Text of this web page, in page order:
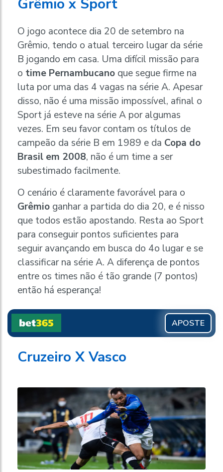
Grêmio x Sport
O jogo acontece dia 20 de setembro na
Grêmio, tendo o atual terceiro lugar da série
B jogando em casa. Uma difícil missão para
o time Pernambucano que segue firme na
luta por uma das 4 vagas na série A. Apesar
disso, não é uma missão impossível, afinal o
Sport já esteve na série A por algumas
vezes. Em seu favor contam os títulos de
campeão da série B em 1989 e da Copa do
Brasil em 2008, não é um time a ser
subestimado facilmente.
O cenário é claramente favorável para o
Grêmio ganhar a partida do dia 20, e é nisso
que todos estão apostando. Resta ao Sport
para conseguir pontos suficientes para
seguir avançando em busca do 4o lugar e se
classificar na série A. A diferença de pontos
entre os times não é tão grande (7 pontos)
então há esperança!
APOSTE
Cruzeiro X Vasco